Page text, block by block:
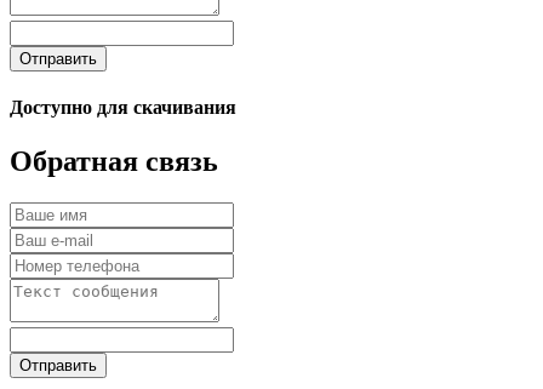
Отправить
Доступно для скачивания
Обратная связь
Отправить